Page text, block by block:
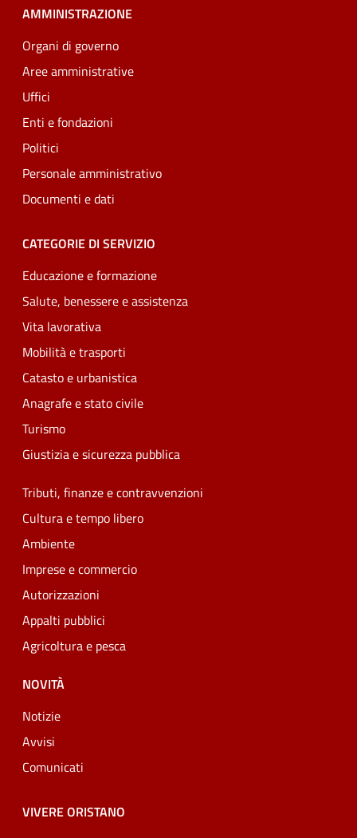
AMMINISTRAZIONE
Organi di governo
Aree amministrative
Uffici
Enti e fondazioni
Politici
Personale amministrativo
Documenti e dati
CATEGORIE DI SERVIZIO
Educazione e formazione
Salute, benessere e assistenza
Vita lavorativa
Mobilità e trasporti
Catasto e urbanistica
Anagrafe e stato civile
Turismo
Giustizia e sicurezza pubblica
Tributi, finanze e contravvenzioni
Cultura e tempo libero
Ambiente
Imprese e commercio
Autorizzazioni
Appalti pubblici
Agricoltura e pesca
NOVITÀ
Notizie
Avvisi
Comunicati
VIVERE ORISTANO